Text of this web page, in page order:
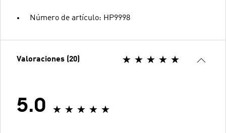
Número de artículo: HP9998
Valoraciones (20)
5.0